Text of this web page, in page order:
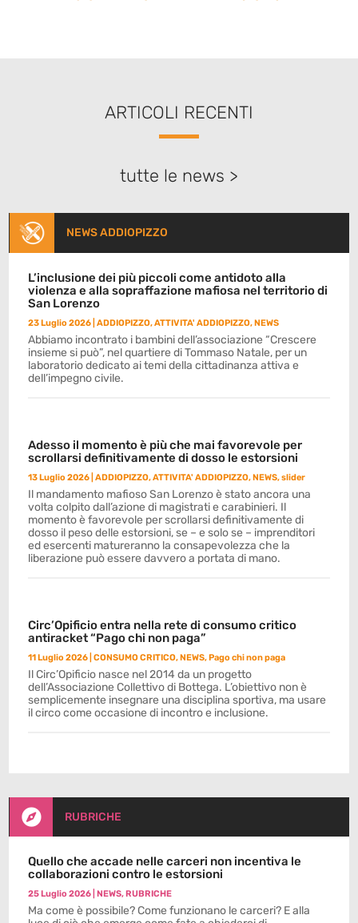
ARTICOLI RECENTI
tutte le news >
NEWS ADDIOPIZZO
L’inclusione dei più piccoli come antidoto alla
violenza e alla sopraffazione mafiosa nel territorio di
San Lorenzo
23 Luglio 2026 |ADDIOPIZZO,ATTIVITA' ADDIOPIZZO,NEWS
Abbiamo incontrato i bambini dell’associazione “Crescere
insieme si può”, nel quartiere di Tommaso Natale, per un
laboratorio dedicato ai temi della cittadinanza attiva e
dell’impegno civile.
Adesso il momento è più che mai favorevole per
scrollarsi definitivamente di dosso le estorsioni
13 Luglio 2026 |ADDIOPIZZO,ATTIVITA' ADDIOPIZZO,NEWS,slider
Il mandamento mafioso San Lorenzo è stato ancora una
volta colpito dall’azione di magistrati e carabinieri. Il
momento è favorevole per scrollarsi definitivamente di
dosso il peso delle estorsioni, se – e solo se – imprenditori
ed esercenti matureranno la consapevolezza che la
liberazione può essere davvero a portata di mano.
Circ’Opificio entra nella rete di consumo critico
antiracket “Pago chi non paga”
11 Luglio 2026 |CONSUMO CRITICO,NEWS,Pago chi non paga
Il Circ’Opificio nasce nel 2014 da un progetto
dell’Associazione Collettivo di Bottega. L’obiettivo non è
semplicemente insegnare una disciplina sportiva, ma usare
il circo come occasione di incontro e inclusione.
 RUBRICHE
Quello che accade nelle carceri non incentiva le
collaborazioni contro le estorsioni
25 Luglio 2026 |NEWS,RUBRICHE
Ma come è possibile? Come funzionano le carceri? E alla